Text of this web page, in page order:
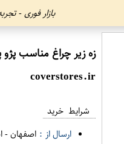
بازار فوری -
زه زیر چراغ مناسب پژو
coverstores.ir
شرایط خرید
ارسال از : اصفهان-